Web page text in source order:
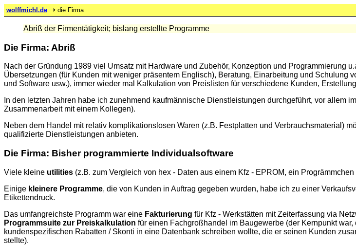
wolffmichl .de die Firma
Abriß der Firmentätigkeit; bislang erstellte Programme
Die Firma: Abriß
Nach der Gründung 1989 viel Umsatz mit Hardware und Zubehör, Konzeption und Programmierung
Übersetzungen (für Kunden mit weniger präsentem Englisch), Beratung, Einarbeitung und
und Software usw.), immer wieder mal Kalkulation von Preislisten für verschiedene Kunden,
In den letzten Jahren habe ich zunehmend kaufmännische Dienstleistungen durchgeführt, vor allem
Zusammenarbeit mit einem Kollegen).
Neben dem Handel mit relativ komplikationslosen Waren (z.B. Festplatten und Verbrauchsmaterial)
qualifizierte Dienstleistungen anbieten.
Die Firma: Bisher programmierte Individualsoftware
Viele kleine utilities (z.B. zum Vergleich von hex - Daten aus einem Kfz - EPROM, ein
Einige kleinere Programme, die von Kunden in Auftrag gegeben wurden, habe ich zu einer
Etikettendruck.
Das umfangreichste Programm war eine Fakturierung für Kfz - Werkstätten mit Zeiterfassung via
Programmsuite zur Preiskalkulation für einen Fachgroßhandel im Baugewerbe (der Kernpunkt
kundenspezifischen Rabatten / Skonti in eine Datenbank schreiben wollte, die er seinen Kunden
stellte).